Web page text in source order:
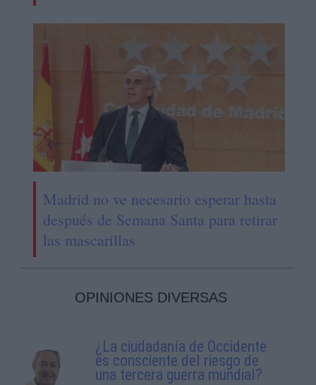
Madrid no ve necesario esperar hasta
después de Semana Santa para retirar
las mascarillas
OPINIONES DIVERSAS
¿La ciudadanía de Occidente
es consciente del riesgo de
una tercera guerra mundial?